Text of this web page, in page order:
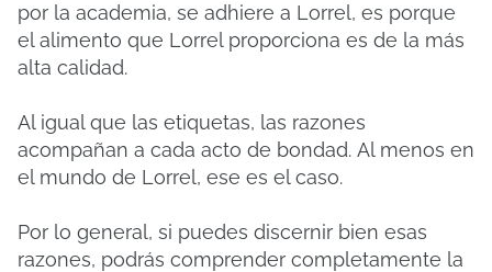
por la academia, se adhiere a Lorrel, es porque
el alimento que Lorrel proporciona es de la más
alta calidad.
Al igual que las etiquetas, las razones
acompañan a cada acto de bondad. Al menos en
el mundo de Lorrel, ese es el caso.
Por lo general, si puedes discernir bien esas
razones, podrás comprender completamente la